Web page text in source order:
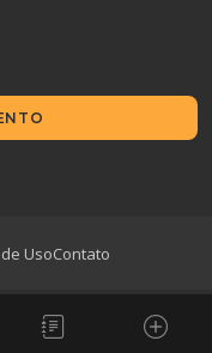
UsoContato